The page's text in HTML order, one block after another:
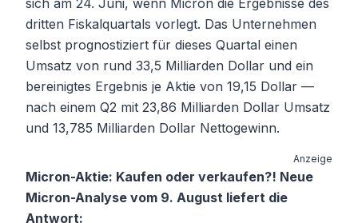
dritten Fiskalquartals vorlegt. Das Unternehmen
selbst prognostiziert für dieses Quartal einen
Umsatz von rund 33,5 Milliarden Dollar und ein
bereinigtes Ergebnis je Aktie von 19,15 Dollar —
nach einem Q2 mit 23,86 Milliarden Dollar Umsatz
und 13,785 Milliarden Dollar Nettogewinn.
Anzeige
Micron-Aktie: Kaufen oder verkaufen?! Neue
Micron-Analyse vom 9. August liefert die
Antwort: